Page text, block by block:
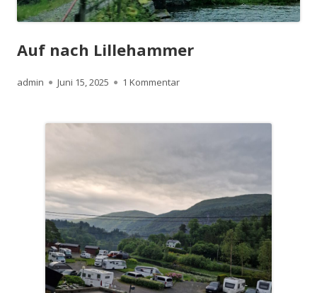
Auf nach Lillehammer
Autor
admin
Veröffentlicht
Juni 15, 2025 1 Kommentarzu Auf nach Lillehammer